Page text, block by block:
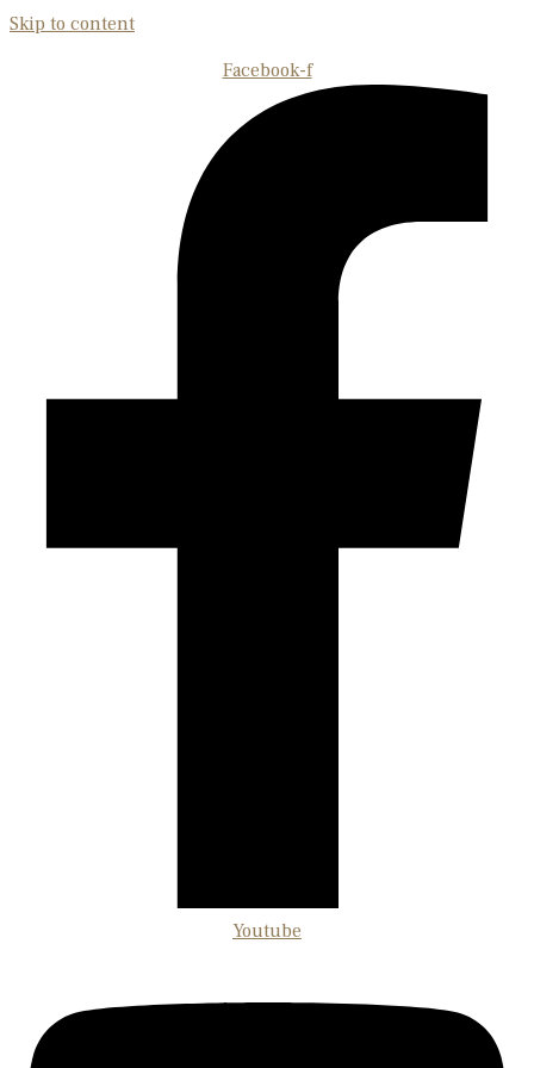
Skip to content
Facebook-f
Youtube